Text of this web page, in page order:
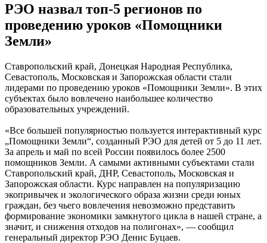
РЭО назвал топ-5 регионов по
проведению уроков «Помощники
Земли»
Ставропольский край, Донецкая Народная Республика,
Севастополь, Московская и Запорожская области стали
лидерами по проведению уроков «Помощники Земли». В этих
субъектах было вовлечено наибольшее количество
образовательных учреждений.
«Все большей популярностью пользуется интерактивный курс
„Помощники Земли“, созданный РЭО для детей от 5 до 11 лет.
За апрель и май по всей России появилось более 2500
помощников Земли. А самыми активными субъектами стали
Ставропольский край, ДНР, Севастополь, Московская и
Запорожская области. Курс направлен на популяризацию
экопривычек и экологического образа жизни среди юных
граждан, без чьего вовлечения невозможно представить
формирование экономики замкнутого цикла в нашей стране, а
значит, и снижения отходов на полигонах», — сообщил
генеральный директор РЭО Денис Буцаев.